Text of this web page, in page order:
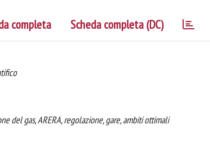
completa Scheda completa (DC)
del gas, ARERA, regolazione, gare, ambiti ottimali